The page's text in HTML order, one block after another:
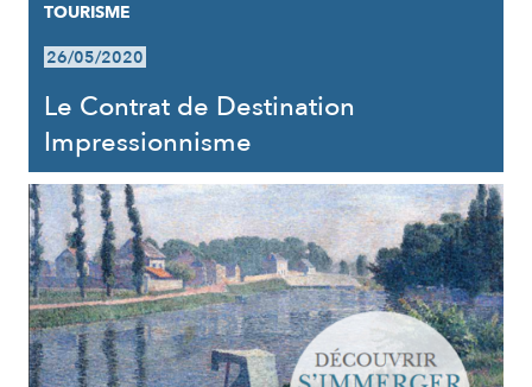
TOURISME
26/05/2020
Le Contrat de Destination
Impressionnisme